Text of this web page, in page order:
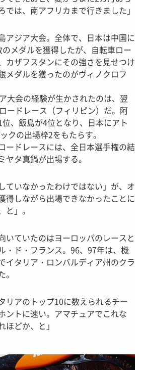
では、南アフリカまで行きました」
アジア大会。全体で、日本は中国に
メダルを獲得したが、自転車ロー
カザフスタンにその強さを見せつけ
メダルを獲ったのがヴィノクロフ
大会の経験が生かされたのは、翌
ードレース（フィリピン）だ。阿
、飯島が4位となり、日本にアト
クの出場枠2をもたらす。
ードレースには、全日本選手権の結
タ真鍋が出場する。
ていなかったわけではない」が、オ
得しながら出場できなかったことに
」。
いていたのはヨーロッパのレースと
・ド・フランス。96、97年は、機
イタリア・ロンバルディア州のクラ
リアのトップ10に数えられるチー
ントに速い。アマチュアでこれな
ほどか、と」